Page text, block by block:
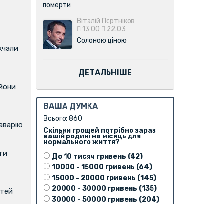
померти
Віталій Портніков
13:00
22.03
Солоною ціною
ДЕТАЛЬНІШЕ
ВАША ДУМКА
Всього: 860
Скільки грошей потрібно зараз
вашій родині на місяць для
нормального життя?
До 10 тисяч гривень (42)
10000 - 15000 гривень (64)
15000 - 20000 гривень (145)
20000 - 30000 гривень (135)
30000 - 50000 гривень (204)